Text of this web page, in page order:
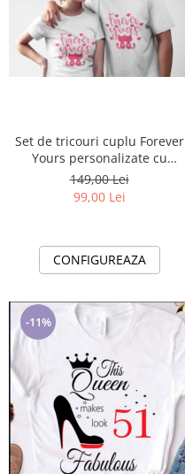
Set de tricouri cuplu Forever
Yours personalizate cu
tematica Valentines Day
149,00 Lei
99,00 Lei
CONFIGUREAZA
-11%